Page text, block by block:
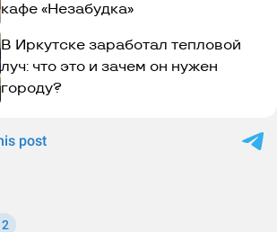
кафе «Незабудка»
В Иркутске заработал тепловой
луч: что это и зачем он нужен
городу?